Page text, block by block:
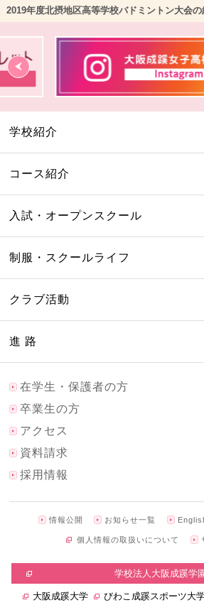
2019年度北摂地区高等学校バドミントン大会
学校紹介
コース紹介
入試・オープンスクール
制服・スクールライフ
クラブ活動
進 路
在学生・保護者の方
卒業生の方
アクセス
資料請求
採用情報
情報公開 お知らせ一覧
個人情報の取扱いについて
学校法人大阪成蹊学
大阪成蹊大学 びわこ成蹊スポーツ大